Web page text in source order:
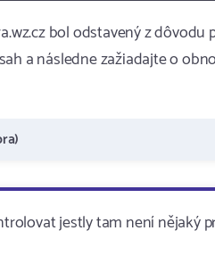
bol odstavený z
a následne zažiadajte o
jestly tam není nějaký